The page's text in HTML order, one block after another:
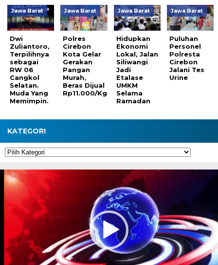
Jawa Barat
Dwi
Zuliantoro,
Terpilihnya
sebagai
RW 06
Cangkol
Selatan.
Muda Yang
Memimpin.
Jawa Barat
Polres
Cirebon
Kota Gelar
Gerakan
Pangan
Murah,
Beras Dijual
Rp11.000/Kg
Jawa Barat
Hidupkan
Ekonomi
Lokal, Jalan
Siliwangi
Jadi
Etalase
UMKM
Selama
Ramadan
Jawa Barat
Puluhan
Personel
Polresta
Cirebon
Jalani Tes
Urine
KATEGORI
Kategori
Pemutar
Video